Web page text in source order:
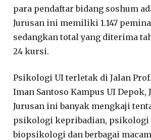
para pendaftar bidang soshum
Jurusan ini memiliki 1.147
sedangkan total yang diterima
24 kursi.
Psikologi UI terletak di Jalan
Iman Santoso Kampus UI Depok,
Jurusan ini banyak mengkaji
psikologi kepribadian,
biopsikologi dan berbagai